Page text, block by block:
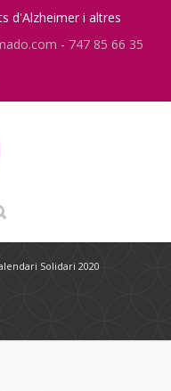
d'Alzheimer i altres
- 747 85 66 35
Solidari 2020